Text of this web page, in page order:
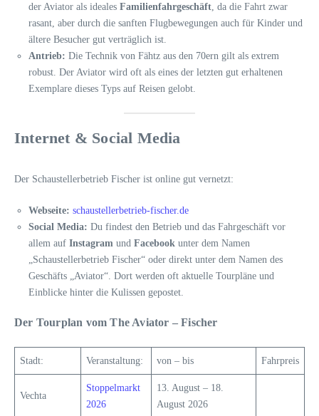
der Aviator als ideales Familienfahrgeschäft , da die Fahrt zwar
rasant, aber durch die sanften Flugbewegungen auch für Kinder und
ältere Besucher gut verträglich ist.
Antrieb: Die Technik von Fähtz aus den 70ern gilt als extrem
robust. Der Aviator wird oft als eines der letzten gut erhaltenen
Exemplare dieses Typs auf Reisen gelobt.
Internet & Social Media
Der Schaustellerbetrieb Fischer ist online gut vernetzt:
Webseite: schaustellerbetrieb-fischer.de
Social Media: Du findest den Betrieb und das Fahrgeschäft vor
allem auf Instagram und Facebook unter dem Namen
„Schaustellerbetrieb Fischer“ oder direkt unter dem Namen des
Geschäfts „Aviator“. Dort werden oft aktuelle Tourpläne und
Einblicke hinter die Kulissen gepostet.
Der Tourplan vom The Aviator – Fischer
Stadt: Veranstaltung: von – bis Fahrpreis
Vechta
Stoppelmarkt
2026
13. August – 18.
August 2026